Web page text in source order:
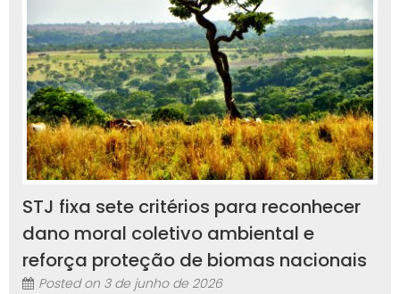
STJ fixa sete critérios para reconhecer
dano moral coletivo ambiental e
reforça proteção de biomas nacionais
Posted on 3 de junho de 2026